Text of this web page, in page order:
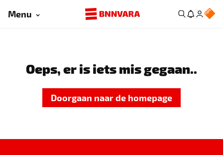
Menu
Oeps, er is iets mis gegaan..
Doorgaan naar de homepage